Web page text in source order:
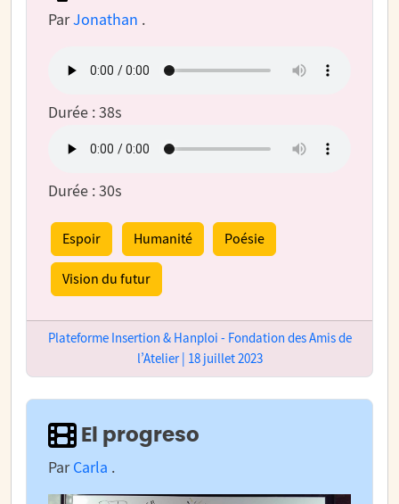
ParJonathan .
Durée : 38s
Durée : 30s
Espoir Humanité Poésie
Vision du futur
Plateforme Insertion & Hanploi - Fondation des Amis de
l’Atelier | 18 juillet 2023
El progreso
ParCarla .